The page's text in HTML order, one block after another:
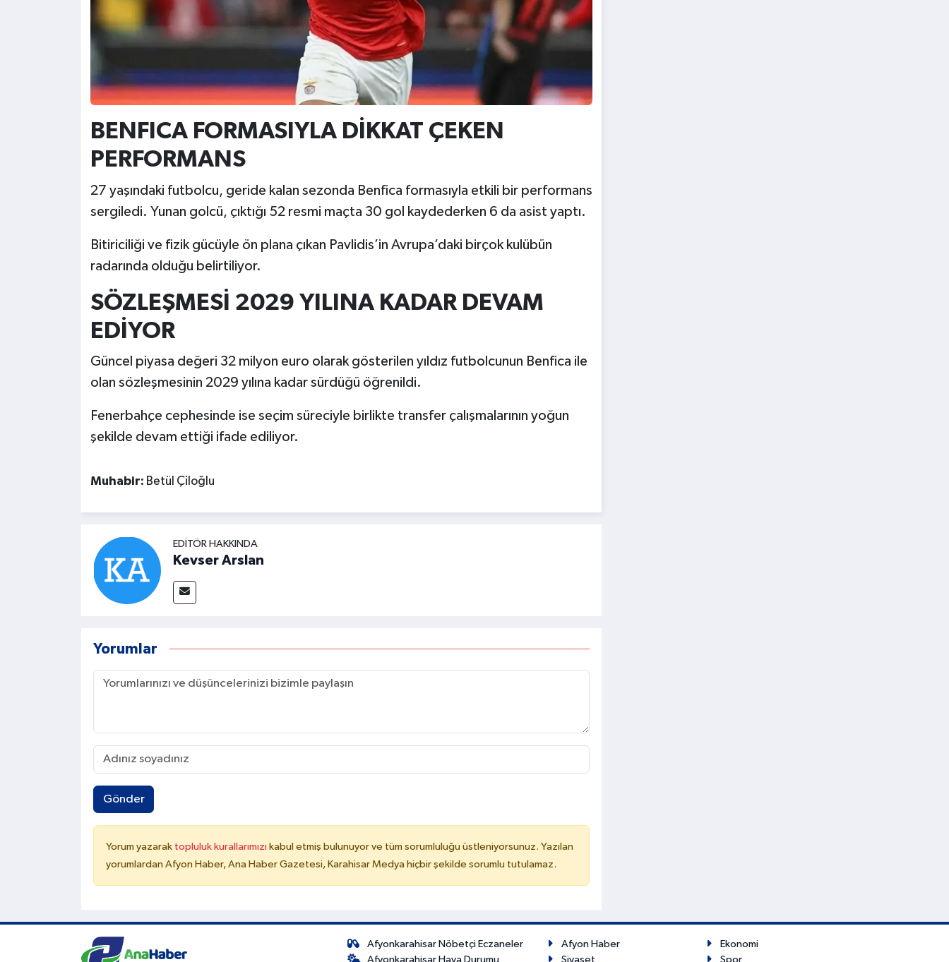
BENFICA FORMASIYLA DİKKAT ÇEKEN
PERFORMANS
27 yaşındaki futbolcu, geride kalan sezonda Benfica formasıyla etkili bir performans
sergiledi. Yunan golcü, çıktığı 52 resmi maçta 30 gol kaydederken 6 da asist yaptı.
Bitiriciliği ve fizik gücüyle ön plana çıkan Pavlidis’in Avrupa’daki birçok kulübün
radarında olduğu belirtiliyor.
SÖZLEŞMESİ 2029 YILINA KADAR DEVAM
EDİYOR
Güncel piyasa değeri 32 milyon euro olarak gösterilen yıldız futbolcunun Benfica ile
olan sözleşmesinin 2029 yılına kadar sürdüğü öğrenildi.
Fenerbahçe cephesinde ise seçim süreciyle birlikte transfer çalışmalarının yoğun
şekilde devam ettiği ifade ediliyor.
Muhabir: Betül Çiloğlu
EDITÖR HAKKINDA
Kevser Arslan
Yorumlar
Gönder
Yorum yazarak topluluk kurallarımızı kabul etmiş bulunuyor ve tüm sorumluluğu üstleniyorsunuz. Yazılan
yorumlardan Afyon Haber, Ana Haber Gazetesi, Karahisar Medya hiçbir şekilde sorumlu tutulamaz.
Afyonkarahisar Nöbetçi Eczaneler
Afyonkarahisar Hava Durumu
Afyon Haber
Ekonomi
Siyaset
Spor